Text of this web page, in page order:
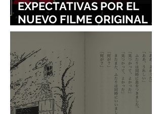
EXPECTATIVAS POR EL
NUEVO FILME ORIGINAL
DE SHINGO NATSUME!